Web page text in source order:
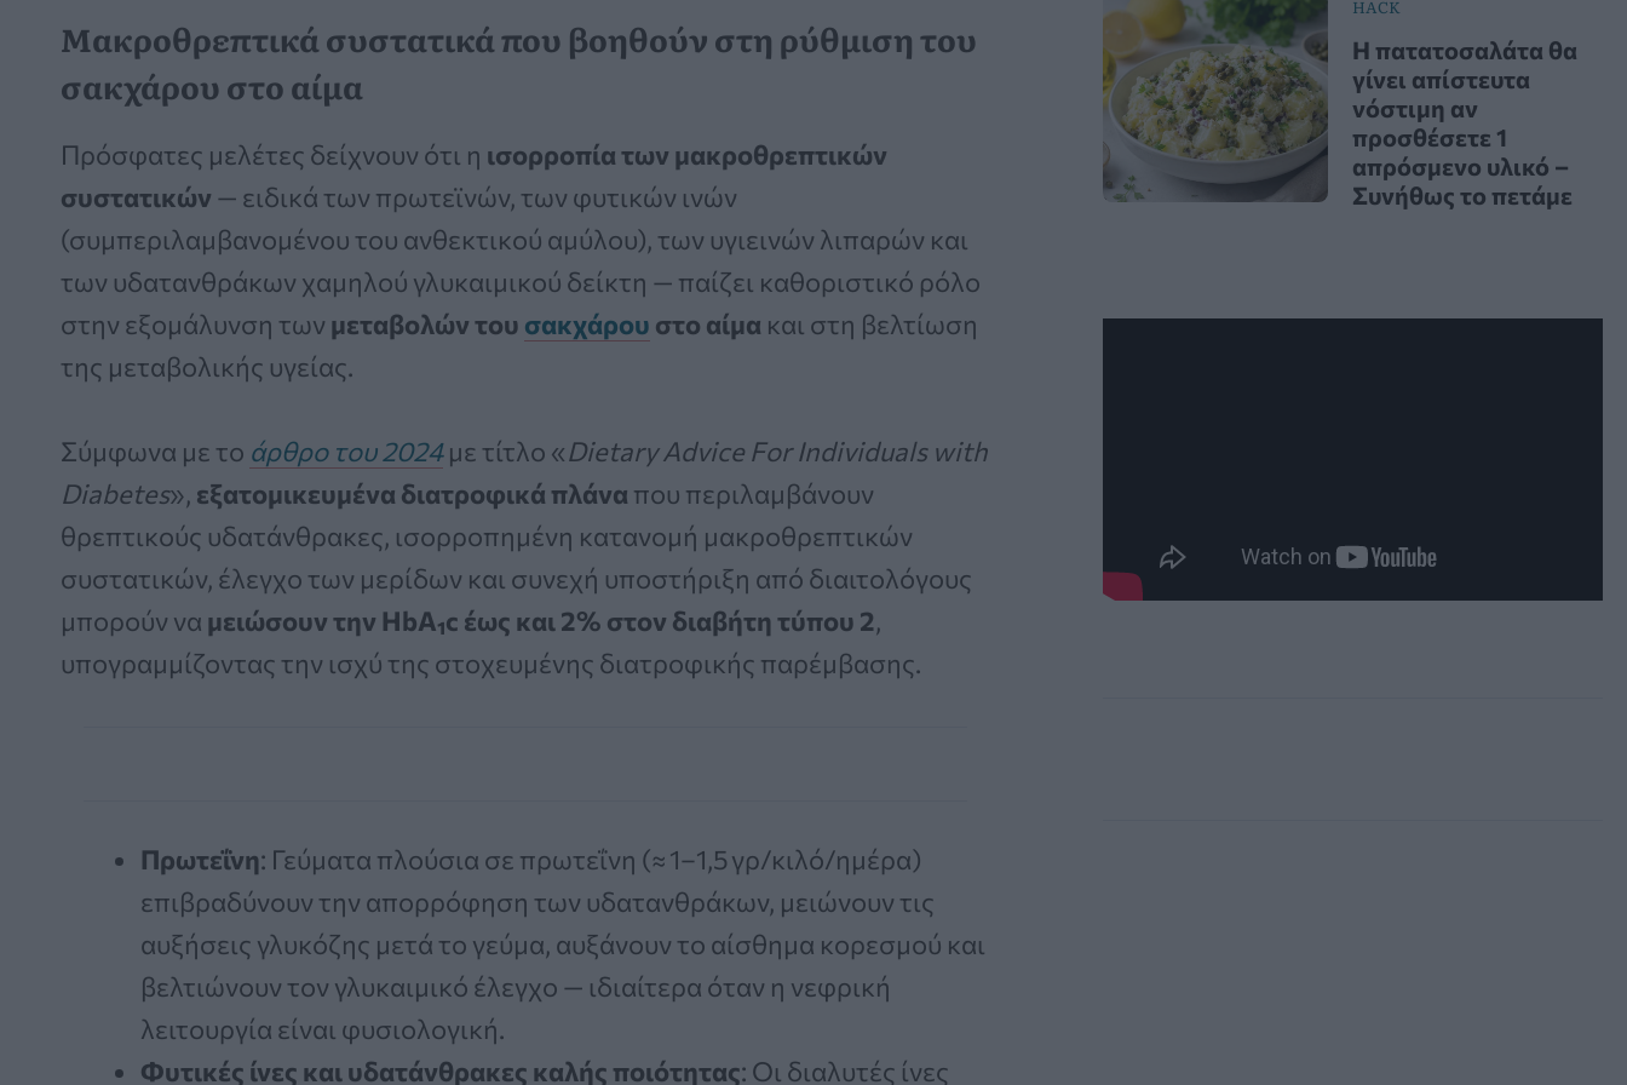
Μακροθρεπτικά συστατικά που βοηθούν στη ρύθμιση του
σακχάρου στο αίμα
Πρόσφατες μελέτες δείχνουν ότι η ισορροπία των μακροθρεπτικών
συστατικών — ειδικά των πρωτεϊνών, των φυτικών ινών
(συμπεριλαμβανομένου του ανθεκτικού αμύλου), των υγιεινών λιπαρών και
των υδατανθράκων χαμηλού γλυκαιμικού δείκτη — παίζει καθοριστικό ρόλο
στην εξομάλυνση των μεταβολών του σακχάρου στο αίμα και στη βελτίωση
της μεταβολικής υγείας.
Σύμφωνα με το άρθρο του 2024με τίτλο «Dietary Advice For Individuals with
Diabetes», εξατομικευμένα διατροφικά πλάνα που περιλαμβάνουν
θρεπτικούς υδατάνθρακες, ισορροπημένη κατανομή μακροθρεπτικών
συστατικών, έλεγχο των μερίδων και συνεχή υποστήριξη από διαιτολόγους
μπορούν να μειώσουν την HbA₁c έως και 2% στον διαβήτη τύπου 2,
υπογραμμίζοντας την ισχύ της στοχευμένης διατροφικής παρέμβασης.
Πρωτεΐνη: Γεύματα πλούσια σε πρωτεΐνη (≈ 1–1,5 γρ/κιλό/ημέρα)
επιβραδύνουν την απορρόφηση των υδατανθράκων, μειώνουν τις
αυξήσεις γλυκόζης μετά το γεύμα, αυξάνουν το αίσθημα κορεσμού και
βελτιώνουν τον γλυκαιμικό έλεγχο — ιδιαίτερα όταν η νεφρική
λειτουργία είναι φυσιολογική.
Φυτικές ίνες και υδατάνθρακες καλής ποιότητας: Οι διαλυτές ίνες
HACK
Η πατατοσαλάτα θα
γίνει απίστευτα
νόστιμη αν
προσθέσετε 1
απρόσμενο υλικό –
Συνήθως το πετάμε